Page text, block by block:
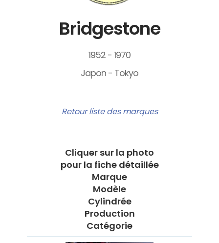
Bridgestone
1952 - 1970
Japon - Tokyo
Retour liste des marques
Cliquer sur la photo
pour la fiche détaillée
Marque
Modèle
Cylindrée
Production
Catégorie